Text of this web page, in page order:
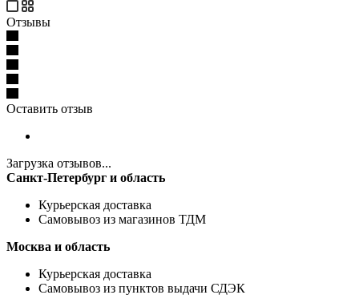
Отзывы
Оставить отзыв
Загрузка отзывов...
Санкт-Петербург и область
Курьерская доставка
Самовывоз из магазинов ТДМ
Москва и область
Курьерская доставка
Самовывоз из пунктов выдачи СДЭК